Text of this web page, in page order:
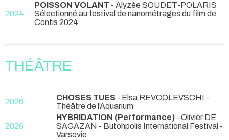
2024
POISSON VOLANT - Alyzée SOUDET-POLARIS
Sélectionné au festival de nanométrages du film de
Contis 2024
THÉÂTRE
2026 CHOSES TUES - Elsa REVCOLEVSCHI -
Théâtre de l'Aquarium
2026
HYBRIDATION (Performance) - Olivier DE
SAGAZAN - Butohpolis International Festival -
Varsovie